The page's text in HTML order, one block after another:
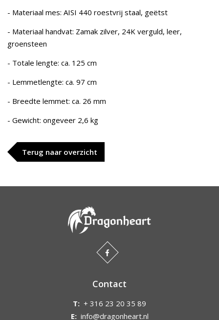
- Materiaal mes: AISI 440 roestvrij staal, geëtst
- Materiaal handvat: Zamak zilver, 24K verguld, leer,
groensteen
- Totale lengte: ca. 125 cm
- Lemmetlengte: ca. 97 cm
- Breedte lemmet: ca. 26 mm
- Gewicht: ongeveer 2,6 kg
Terug naar overzicht
Contact
T: + 316 23 20 35 89
E: info@dragonheart.nl